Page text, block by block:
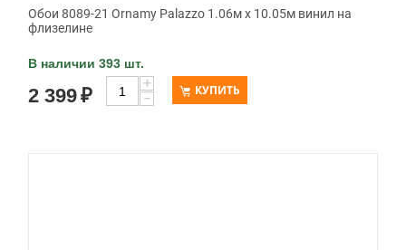
Обои 8089-21 Ornamy Palazzo 1.06м x 10.05м винил на
флизелине
В наличии 393 шт.
2 399₽
+
−
КУПИТЬ